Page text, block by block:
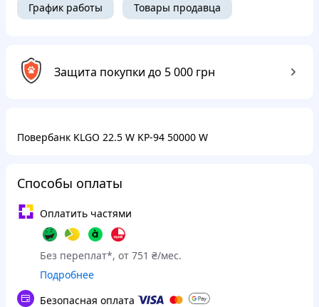
График работы Товары продавца
Защита покупки до 5 000 грн
Повербанк KLGO 22.5 W KP-94 50000 W
Способы оплаты
Оплатить частями
Без переплат*, от 751 ₴/мес.
Подробнее
Безопасная оплата